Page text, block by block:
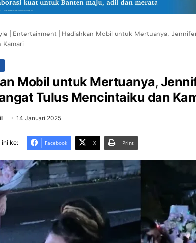
Entertainment
Hadiahkan Mobil untuk Mertuanya,
Kamari
Mobil untuk Mertuanya,
Tulus Mencintaiku dan
14 Januari 2025
ini ke: Facebook X Print